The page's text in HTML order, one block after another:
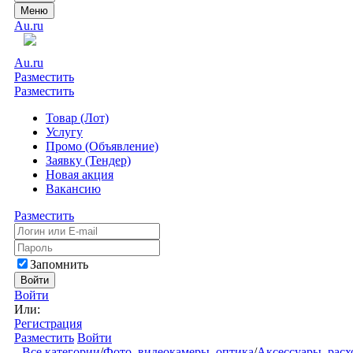
Меню
Au.ru
Au.ru
Разместить
Разместить
Товар (Лот)
Услугу
Промо (Объявление)
Заявку (Тендер)
Новая акция
Вакансию
Разместить
Запомнить
Войти
Войти
Или:
Регистрация
Разместить Войти